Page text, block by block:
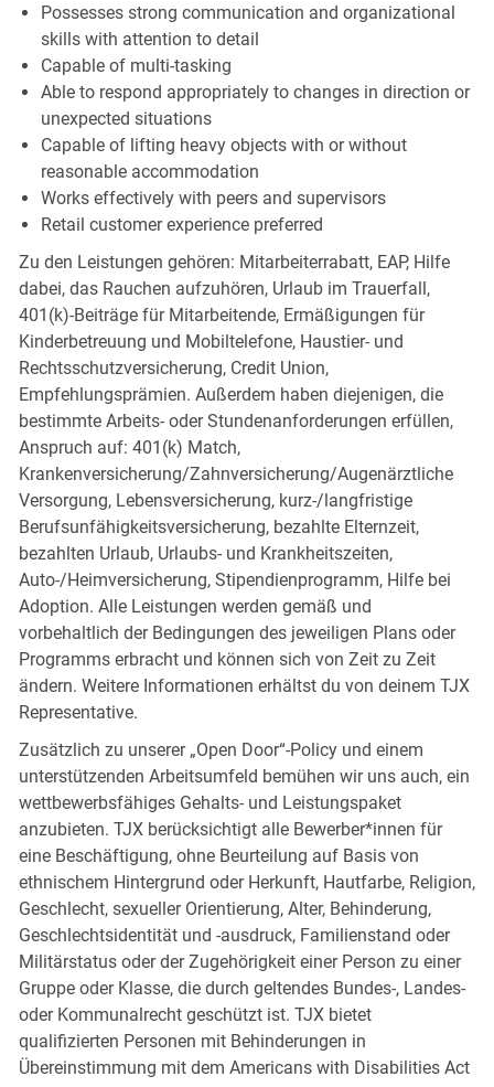
Possesses strong communication and organizational
skills with attention to detail
Capable of multi-tasking
Able to respond appropriately to changes in direction or
unexpected situations
Capable of lifting heavy objects with or without
reasonable accommodation
Works effectively with peers and supervisors
Retail customer experience preferred
Zu den Leistungen gehören: Mitarbeiterrabatt, EAP, Hilfe
dabei, das Rauchen aufzuhören, Urlaub im Trauerfall,
401(k)-Beiträge für Mitarbeitende, Ermäßigungen für
Kinderbetreuung und Mobiltelefone, Haustier- und
Rechtsschutzversicherung, Credit Union,
Empfehlungsprämien. Außerdem haben diejenigen, die
bestimmte Arbeits- oder Stundenanforderungen erfüllen,
Anspruch auf: 401(k) Match,
Krankenversicherung/Zahnversicherung/Augenärztliche
Versorgung, Lebensversicherung, kurz-/langfristige
Berufsunfähigkeitsversicherung, bezahlte Elternzeit,
bezahlten Urlaub, Urlaubs- und Krankheitszeiten,
Auto-/Heimversicherung, Stipendienprogramm, Hilfe bei
Adoption. Alle Leistungen werden gemäß und
vorbehaltlich der Bedingungen des jeweiligen Plans oder
Programms erbracht und können sich von Zeit zu Zeit
ändern. Weitere Informationen erhältst du von deinem TJX
Representative.
Zusätzlich zu unserer „Open Door“-Policy und einem
unterstützenden Arbeitsumfeld bemühen wir uns auch, ein
wettbewerbsfähiges Gehalts- und Leistungspaket
anzubieten. TJX berücksichtigt alle Bewerber*innen für
eine Beschäftigung, ohne Beurteilung auf Basis von
ethnischem Hintergrund oder Herkunft, Hautfarbe, Religion,
Geschlecht, sexueller Orientierung, Alter, Behinderung,
Geschlechtsidentität und -ausdruck, Familienstand oder
Militärstatus oder der Zugehörigkeit einer Person zu einer
Gruppe oder Klasse, die durch geltendes Bundes-, Landes-
oder Kommunalrecht geschützt ist. TJX bietet
qualifizierten Personen mit Behinderungen in
Übereinstimmung mit dem Americans with Disabilities Act